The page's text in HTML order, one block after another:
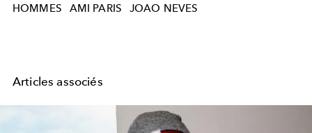
HOMMES AMI PARIS JOAO NEVES
Articles associés